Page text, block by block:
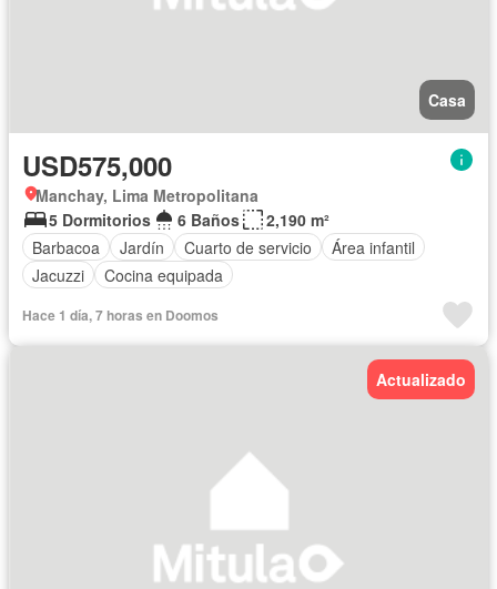
Casa
USD575,000
Manchay, Lima Metropolitana
5 Dormitorios
6 Baños
2,190 m²
Barbacoa
Jardín Cuarto de servicio
Área infantil
Jacuzzi
Cocina equipada
Hace 1 día, 7 horas en Doomos
Actualizado